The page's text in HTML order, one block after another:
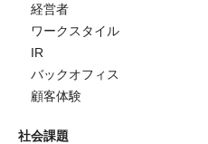
経営者
ワークスタイル
IR
バックオフィス
顧客体験
社会課題